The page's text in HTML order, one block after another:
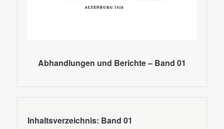
Abhandlungen und Berichte – Band 01
Inhaltsverzeichnis: Band 01